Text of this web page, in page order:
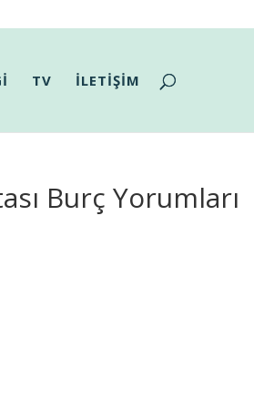
TV İLETİŞİM
Burç Yorumları